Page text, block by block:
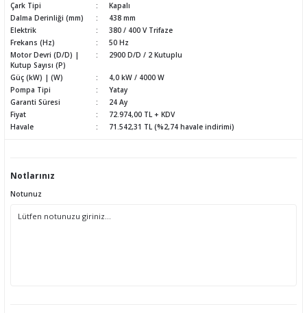
Çark Tipi
Kapalı
Dalma Derinliği (mm)
438 mm
Elektrik
380 / 400 V Trifaze
Frekans (Hz)
50 Hz
Motor Devri (D/D) |
Kutup Sayısı (P)
2900 D/D / 2 Kutuplu
Güç (kW) | (W)
4,0 kW / 4000 W
Pompa Tipi
Yatay
Garanti Süresi
24 Ay
Fiyat
72.974,00 TL + KDV
Havale
71.542,31 TL (%2,74 havale indirimi)
Notlarınız
Notunuz